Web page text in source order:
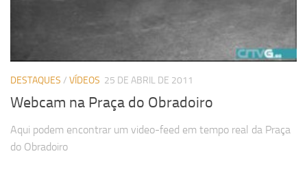
DESTAQUES / VÍDEOS 25 DE ABRIL DE 2011
Webcam na Praça do Obradoiro
Aqui podem encontrar um video-feed em tempo real da Praça
do Obradoiro